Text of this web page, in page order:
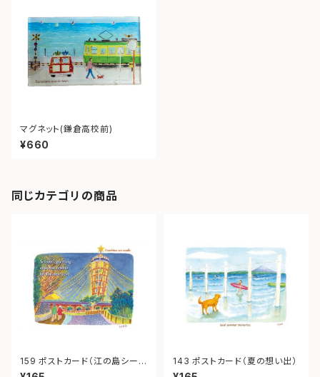
マグネット(鎌倉高校前)
¥660
同じカテゴリの商品
159 ポストカード（江の島シーキ
ャンドル）
143 ポストカード（夏の想い出）